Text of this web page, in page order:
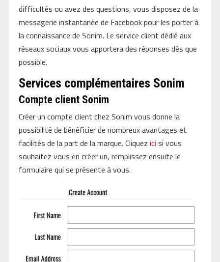
difficultés ou avez des questions, vous disposez de la
messagerie instantanée de Facebook pour les porter à
la connaissance de Sonim. Le service client dédié aux
réseaux sociaux vous apportera des réponses dès que
possible.
Services complémentaires Sonim
Compte client Sonim
Créer un compte client chez Sonim vous donne la
possibilité de bénéficier de nombreux avantages et
facilités de la part de la marque. Cliquez ici si vous
souhaitez vous en créer un, remplissez ensuite le
formulaire qui se présente à vous.